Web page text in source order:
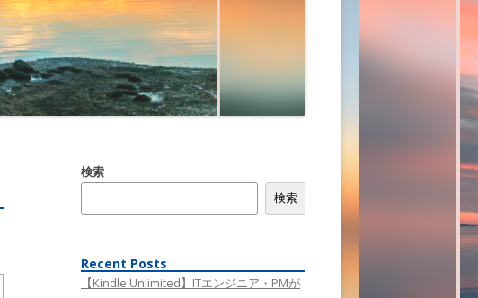
検索
検索
Recent Posts
【Kindle Unlimited】ITエンジニア・PMが